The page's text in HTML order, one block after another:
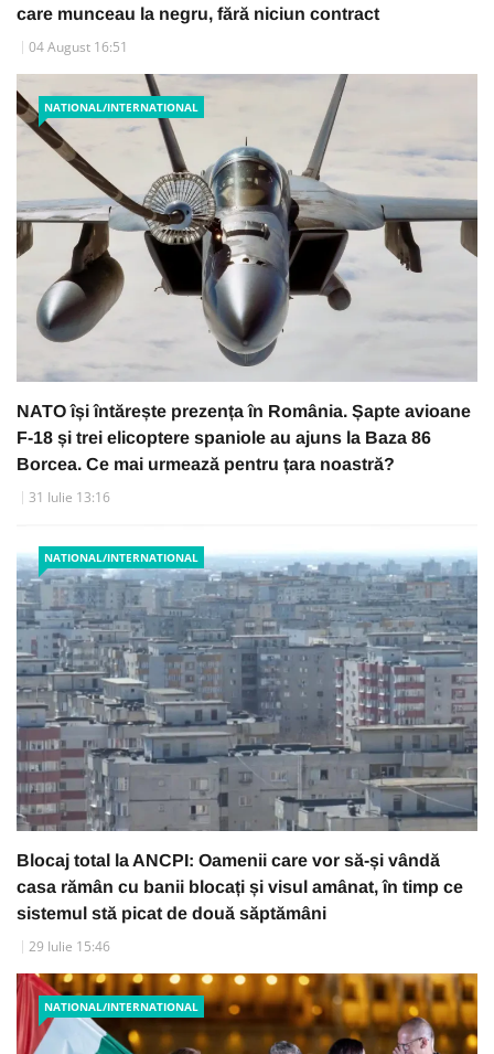
care munceau la negru, fără niciun contract
04 August 16:51
NATIONAL/INTERNATIONAL
NATO își întărește prezența în România. Șapte avioane
F-18 și trei elicoptere spaniole au ajuns la Baza 86
Borcea. Ce mai urmează pentru țara noastră?
31 Iulie 13:16
NATIONAL/INTERNATIONAL
Blocaj total la ANCPI: Oamenii care vor să-și vândă
casa rămân cu banii blocați și visul amânat, în timp ce
sistemul stă picat de două săptămâni
29 Iulie 15:46
NATIONAL/INTERNATIONAL